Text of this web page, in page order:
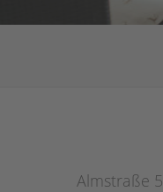
Almstraße 5